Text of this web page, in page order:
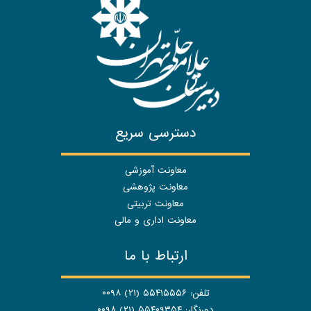
دسترسی سریع
معاونت آموزشی
معاونت پژوهشی
معاونت تربیتی
معاونت اداری و مالی
ارتباط با ما
تلفن: ۵۵۴۱۵۵۵۶ (۲۱) ۰۰۹۸